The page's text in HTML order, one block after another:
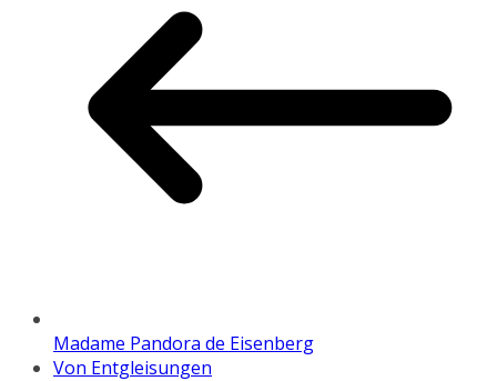
Madame Pandora de Eisenberg
Von Entgleisungen